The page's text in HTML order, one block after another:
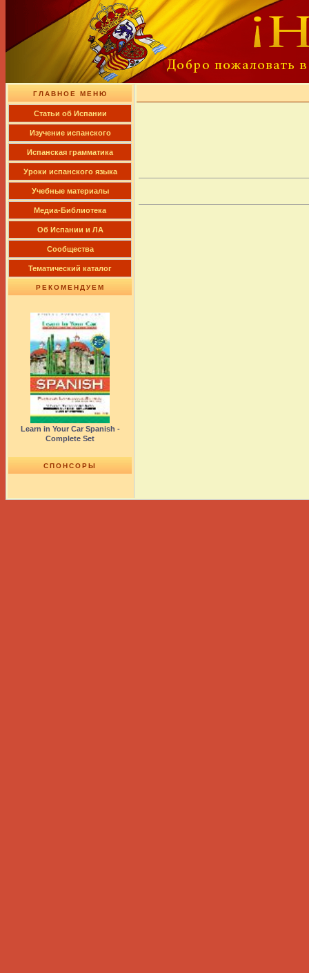
ГЛАВНОЕ МЕНЮ
Cтатьи об Испании
Изучение испанского
Испанская грамматика
Уроки испанского языка
Учебные материалы
Медиа-Библиотека
Об Испании и ЛА
Сообщества
Тематический каталог
РЕКОМЕНДУЕМ
Learn in Your Car Spanish -
Complete Set
СПОНСОРЫ